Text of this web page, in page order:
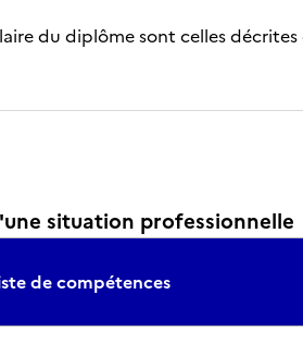
du diplôme sont celles
situation professionnelle
de compétences